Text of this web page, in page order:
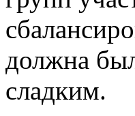
должна
сладким.